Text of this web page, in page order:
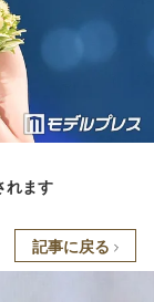
れます
記事に戻る